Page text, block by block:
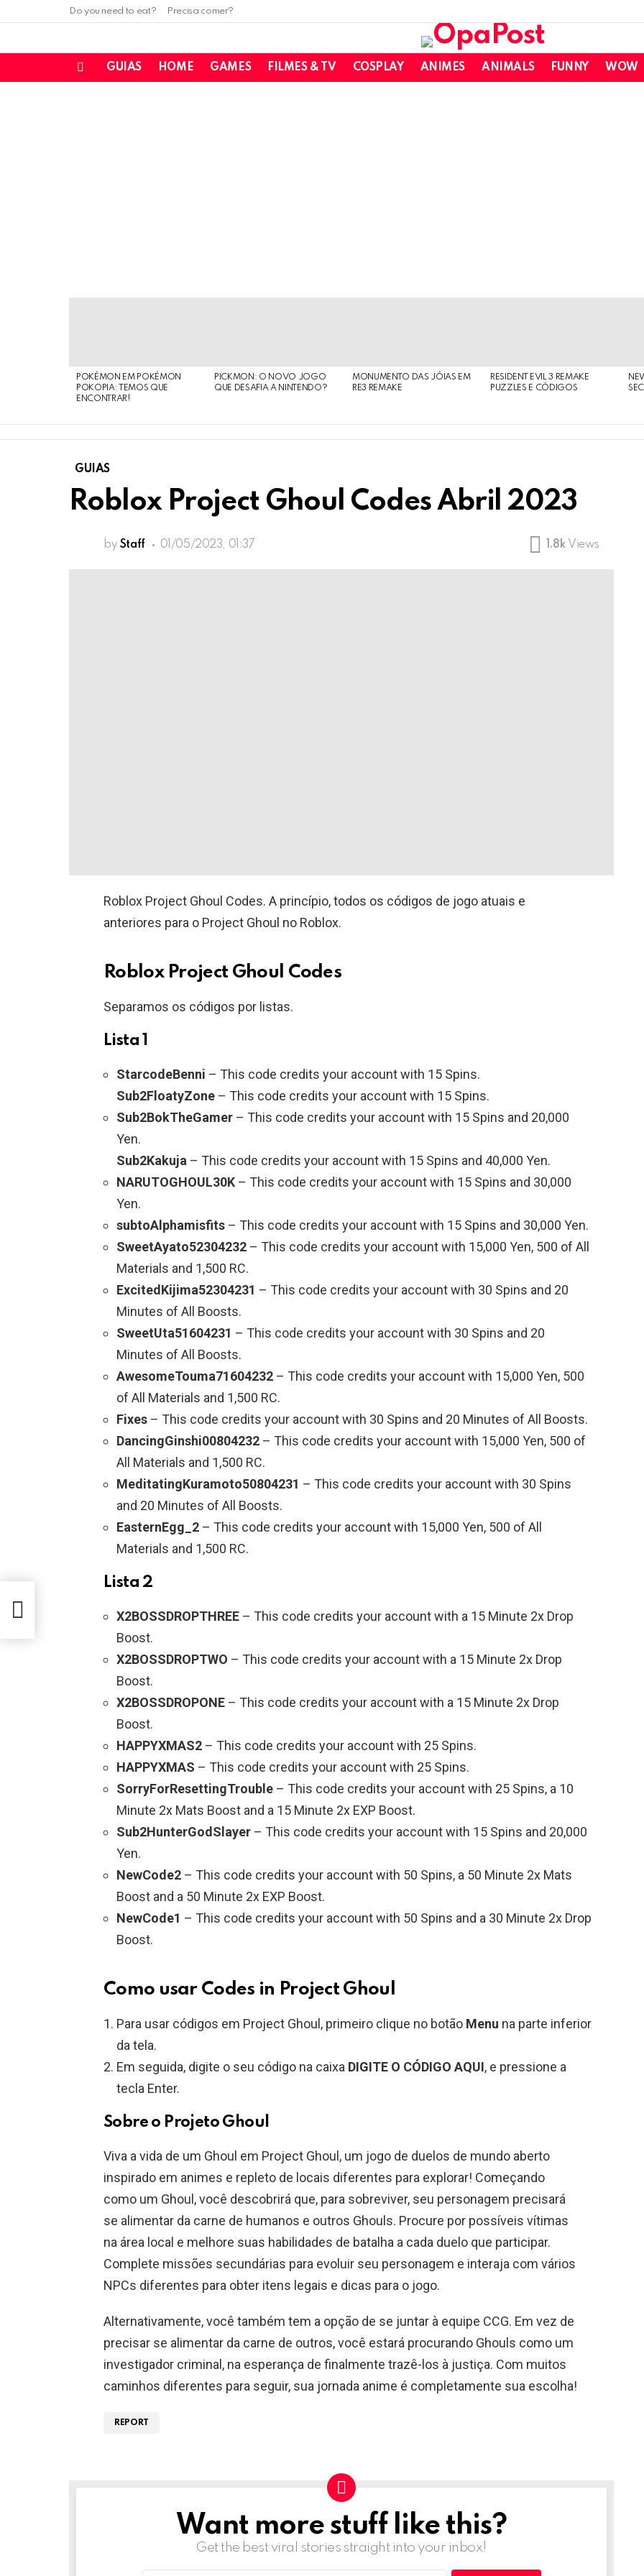
Do you need to eat? Precisa comer?
GUIAS HOME GAMES FILMES & TV COSPLAY ANIMES ANIMALS FUNNY WOW
POKÉMON EM POKÉMON
POKOPIA: TEMOS QUE
ENCONTRAR!
PICKMON: O NOVO JOGO
QUE DESAFIA A NINTENDO?
MONUMENTO DAS JÓIAS EM
RE3 REMAKE
RESIDENT EVIL 3 REMAKE
PUZZLES E CÓDIGOS
GUIAS
Roblox Project Ghoul Codes Abril 2023
by Staff 01/05/2023, 01:37 1.8k Views
Roblox Project Ghoul Codes. A princípio, todos os códigos de jogo atuais e
anteriores para o Project Ghoul no Roblox.
Roblox Project Ghoul Codes
Separamos os códigos por listas.
Lista 1
StarcodeBenni – This code credits your account with 15 Spins.
Sub2FloatyZone – This code credits your account with 15 Spins.
Sub2BokTheGamer – This code credits your account with 15 Spins and 20,000
Yen.
Sub2Kakuja – This code credits your account with 15 Spins and 40,000 Yen.
NARUTOGHOUL30K – This code credits your account with 15 Spins and 30,000
Yen.
subtoAlphamisfits – This code credits your account with 15 Spins and 30,000 Yen.
SweetAyato52304232 – This code credits your account with 15,000 Yen, 500 of All
Materials and 1,500 RC.
ExcitedKijima52304231 – This code credits your account with 30 Spins and 20
Minutes of All Boosts.
SweetUta51604231 – This code credits your account with 30 Spins and 20
Minutes of All Boosts.
AwesomeTouma71604232 – This code credits your account with 15,000 Yen, 500
of All Materials and 1,500 RC.
Fixes – This code credits your account with 30 Spins and 20 Minutes of All Boosts.
DancingGinshi00804232 – This code credits your account with 15,000 Yen, 500 of
All Materials and 1,500 RC.
MeditatingKuramoto50804231 – This code credits your account with 30 Spins
and 20 Minutes of All Boosts.
EasternEgg_2 – This code credits your account with 15,000 Yen, 500 of All
Materials and 1,500 RC.
Lista 2
X2BOSSDROPTHREE – This code credits your account with a 15 Minute 2x Drop
Boost.
X2BOSSDROPTWO – This code credits your account with a 15 Minute 2x Drop
Boost.
X2BOSSDROPONE – This code credits your account with a 15 Minute 2x Drop
Boost.
HAPPYXMAS2 – This code credits your account with 25 Spins.
HAPPYXMAS – This code credits your account with 25 Spins.
SorryForResettingTrouble – This code credits your account with 25 Spins, a 10
Minute 2x Mats Boost and a 15 Minute 2x EXP Boost.
Sub2HunterGodSlayer – This code credits your account with 15 Spins and 20,000
Yen.
NewCode2 – This code credits your account with 50 Spins, a 50 Minute 2x Mats
Boost and a 50 Minute 2x EXP Boost.
NewCode1 – This code credits your account with 50 Spins and a 30 Minute 2x Drop
Boost.
Como usar Codes in Project Ghoul
Para usar códigos em Project Ghoul, primeiro clique no botão Menu na parte inferior
da tela.
Em seguida, digite o seu código na caixa DIGITE O CÓDIGO AQUI, e pressione a
tecla Enter.
Sobre o Projeto Ghoul
Viva a vida de um Ghoul em Project Ghoul, um jogo de duelos de mundo aberto
inspirado em animes e repleto de locais diferentes para explorar! Começando
como um Ghoul, você descobrirá que, para sobreviver, seu personagem precisará
se alimentar da carne de humanos e outros Ghouls. Procure por possíveis vítimas
na área local e melhore suas habilidades de batalha a cada duelo que participar.
Complete missões secundárias para evoluir seu personagem e interaja com vários
NPCs diferentes para obter itens legais e dicas para o jogo.
Alternativamente, você também tem a opção de se juntar à equipe CCG. Em vez de
precisar se alimentar da carne de outros, você estará procurando Ghouls como um
investigador criminal, na esperança de finalmente trazê-los à justiça. Com muitos
caminhos diferentes para seguir, sua jornada anime é completamente sua escolha!
REPORT
NEWSLETTERWant more stuff like this?
Get the best viral stories straight into your inbox!